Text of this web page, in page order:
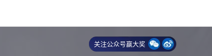
关注公众号赢大奖